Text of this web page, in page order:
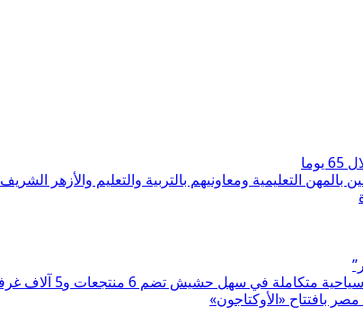
التعليمية ومعاونيهم بالتربية والتعليم والأزهر الشريف
بافتتاح «الأوكتاجون»